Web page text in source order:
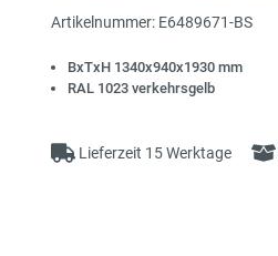
Artikelnummer: E6489671-BS
BxTxH 1340x940x1930 mm
RAL 1023 verkehrsgelb
Lieferzeit 15 Werktage